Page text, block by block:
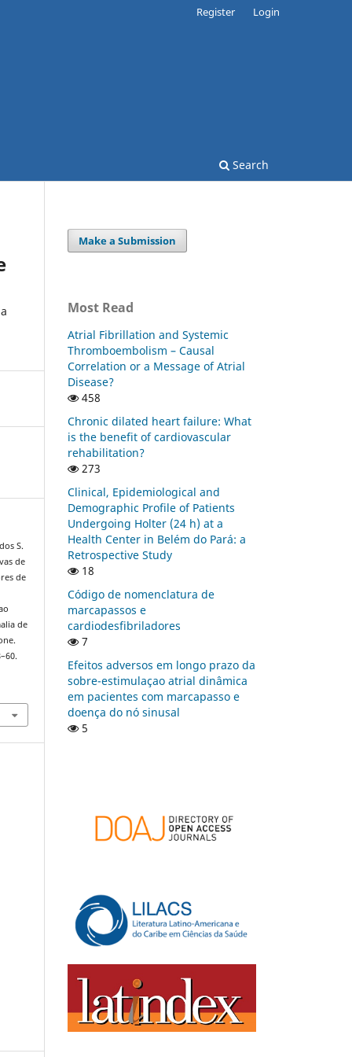
Search
Register Login
S.
de
de
de
Make a Submission
Most Read
Atrial Fibrillation and Systemic
Thromboembolism – Causal
Correlation or a Message of Atrial
Disease?
458
Chronic dilated heart failure: What
is the benefit of cardiovascular
rehabilitation?
273
Clinical, Epidemiological and
Demographic Profile of Patients
Undergoing Holter (24 h) at a
Health Center in Belém do Pará: a
Retrospective Study
18
Código de nomenclatura de
marcapassos e
cardiodesfibriladores
7
Efeitos adversos em longo prazo da
sobre-estimulaçao atrial dinâmica
em pacientes com marcapasso e
doença do nó sinusal
5